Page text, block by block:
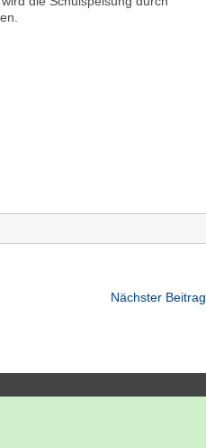
Nächster Beitrag